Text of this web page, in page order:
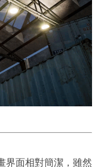
界面相對簡潔，雖然